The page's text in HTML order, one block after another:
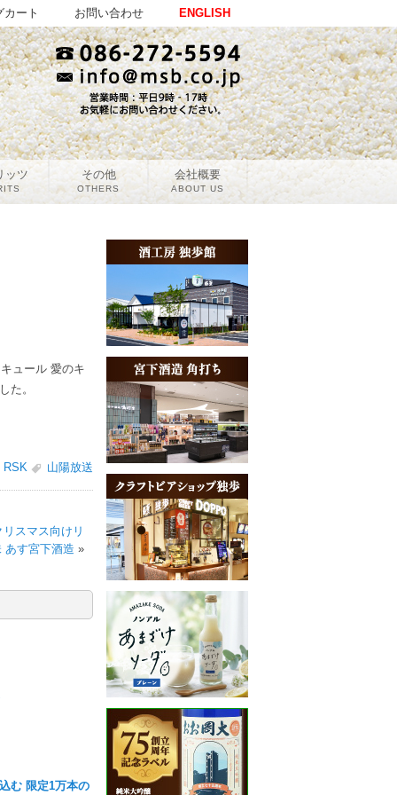
ュール 愛のキ
た。
RSK 山陽放送
スマス向けリ
あす宮下酒造 »
む 限定1万本の
ッツ その他
OTHERS
会社概要
ABOUT US
ENGLISH
お問い合わせ
カート